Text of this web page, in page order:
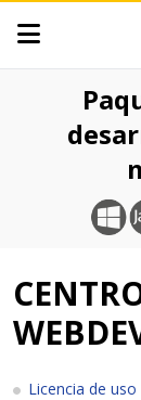
Licencia de